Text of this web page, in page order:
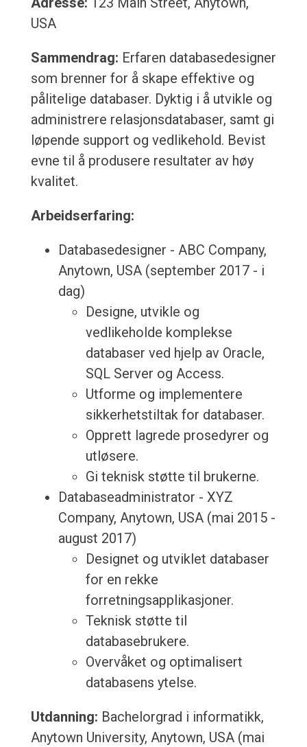
USA
Sammendrag: Erfaren databasedesigner
som brenner for å skape effektive og
pålitelige databaser. Dyktig i å utvikle og
administrere relasjonsdatabaser, samt gi
løpende support og vedlikehold. Bevist
evne til å produsere resultater av høy
kvalitet.
Arbeidserfaring:
Databasedesigner - ABC Company,
Anytown, USA (september 2017 - i
dag)
Designe, utvikle og
vedlikeholde komplekse
databaser ved hjelp av Oracle,
SQL Server og Access.
Utforme og implementere
sikkerhetstiltak for databaser.
Opprett lagrede prosedyrer og
utløsere.
Gi teknisk støtte til brukerne.
Databaseadministrator - XYZ
Company, Anytown, USA (mai 2015 -
august 2017)
Designet og utviklet databaser
for en rekke
forretningsapplikasjoner.
Teknisk støtte til
databasebrukere.
Overvåket og optimalisert
databasens ytelse.
Utdanning: Bachelorgrad i informatikk,
Anytown University, Anytown, USA (mai